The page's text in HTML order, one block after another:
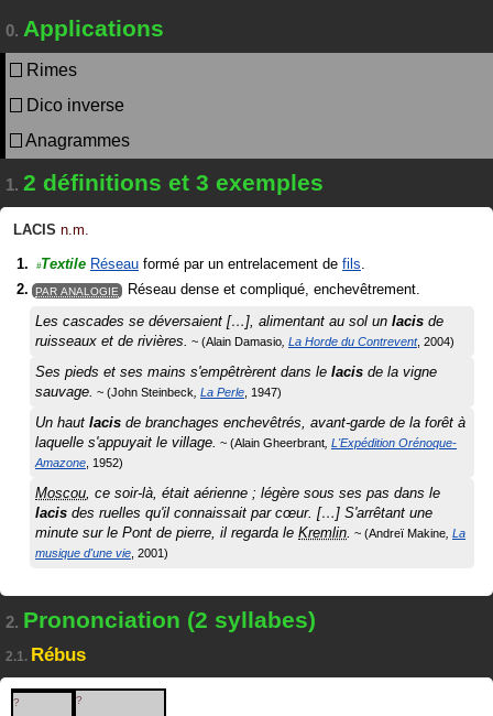
0. Applications
Rimes
Dico inverse
Anagrammes
1. 2 définitions et 3 exemples
LACIS n.m.
#Textile Réseau formé par un entrelacement de fils.
PAR ANALOGIE
Réseau dense et compliqué, enchevêtrement.
Les cascades se déversaient […], alimentant au sol un lacis de
ruisseaux et de rivières.
Alain Damasio La Horde du Contrevent 2004
Ses pieds et ses mains s'empêtrèrent dans le lacis de la vigne
sauvage.
John Steinbeck La Perle 1947
Un haut lacis de branchages enchevêtrés, avant-garde de la forêt à
laquelle s'appuyait le village.
Alain Gheerbrant L'Expédition Orénoque-
Amazone 1952
Moscou, ce soir-là, était aérienne ; légère sous ses pas dans le
lacis des ruelles qu'il connaissait par cœur. […] S'arrêtant une
minute sur le Pont de pierre, il regarda le Kremlin. Andreï Makine La
musique d'une vie 2001
2. Prononciation (2 syllabes)
2.1. Rébus
? ?